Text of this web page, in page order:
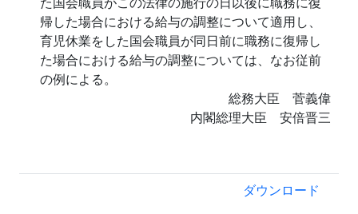
帰した場合における給与の調整について適用し、
育児休業をした国会職員が同日前に職務に復帰し
た場合における給与の調整については、なお従前
の例による。
総務大臣 菅義偉
内閣総理大臣 安倍晋三
ダウンロード